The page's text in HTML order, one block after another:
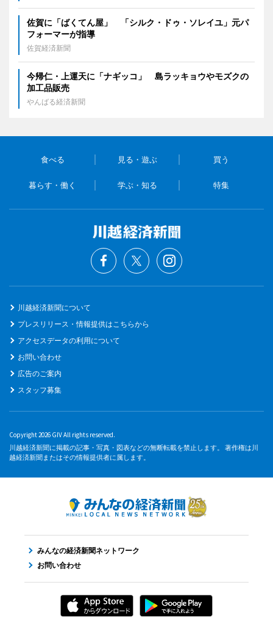
佐賀に「ばくてん屋」 「シルク・ドゥ・ソレイユ」元パ
フォーマーが指導
佐賀経済新聞
今帰仁・上運天に「ナギッコ」 島ラッキョウやモズクの
加工品販売
やんばる経済新聞
食べる 見る・遊ぶ 買う
暮らす・働く 学ぶ・知る 特集
川越経済新聞について
プレスリリース・情報提供はこちらから
アクセスデータの利用について
お問い合わせ
広告のご案内
スタッフ募集
Copyright 2026 GIV All rights reserved.
川越経済新聞に掲載の記事・写真・図表などの無断転載を禁止します。 著作権は川
越経済新聞またはその情報提供者に属します。
みんなの経済新聞ネットワーク
お問い合わせ